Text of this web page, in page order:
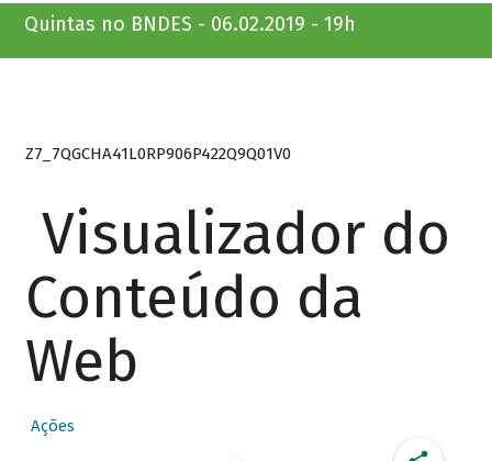
Quintas no BNDES - 06.02.2019 - 19h
Z7_7QGCHA41L0RP906P422Q9Q01V0
Visualizador do
Conteúdo da
Web
Ações